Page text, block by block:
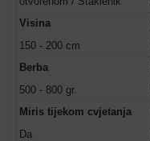
Visina
150 - 200 cm
Berba
500 - 800 gr.
Miris tijekom cvjetanja
Da